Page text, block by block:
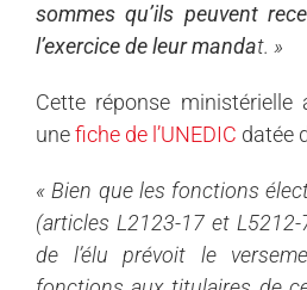
sommes qu’ils peuvent
l’exercice de leur mandat. »
Cette réponse
unefiche de l’UNEDIC datée
« Bien que les fonctions
(articles L2123-17 et
de l’élu prévoit le